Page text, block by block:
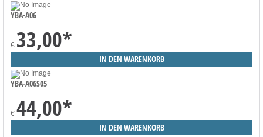
YBA-A06
€ 33,00*
YBA-A06S05
€ 44,00*